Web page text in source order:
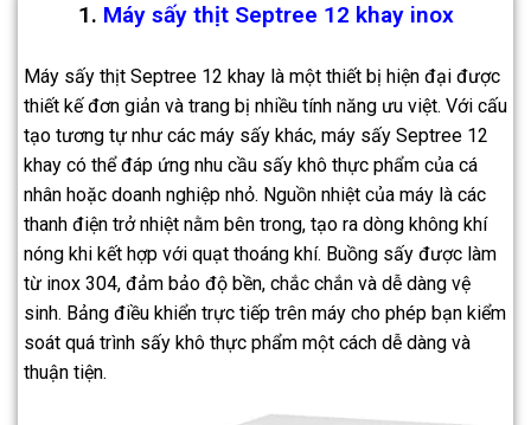
1. Máy sấy thịt Septree 12 khay inox
Máy sấy thịt Septree 12 khay là một thiết bị hiện đại được
thiết kế đơn giản và trang bị nhiều tính năng ưu việt. Với cấu
tạo tương tự như các máy sấy khác, máy sấy Septree 12
khay có thể đáp ứng nhu cầu sấy khô thực phẩm của cá
nhân hoặc doanh nghiệp nhỏ. Nguồn nhiệt của máy là các
thanh điện trở nhiệt nằm bên trong, tạo ra dòng không khí
nóng khi kết hợp với quạt thoáng khí. Buồng sấy được làm
từ inox 304, đảm bảo độ bền, chắc chắn và dễ dàng vệ
sinh. Bảng điều khiển trực tiếp trên máy cho phép bạn kiểm
soát quá trình sấy khô thực phẩm một cách dễ dàng và
thuận tiện.